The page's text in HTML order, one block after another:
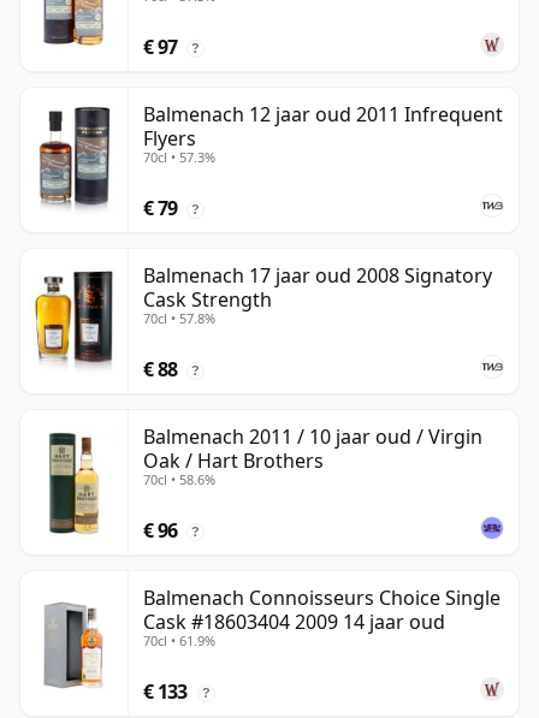
€ 97 ?
Balmenach 12 jaar oud 2011 Infrequent
Flyers
70cl • 57.3%
€ 79 ?
Balmenach 17 jaar oud 2008 Signatory
Cask Strength
70cl • 57.8%
€ 88 ?
Balmenach 2011 / 10 jaar oud / Virgin
Oak / Hart Brothers
70cl • 58.6%
€ 96 ?
Balmenach Connoisseurs Choice Single
Cask #18603404 2009 14 jaar oud
70cl • 61.9%
€ 133 ?